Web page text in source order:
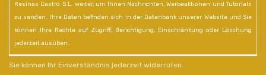
Resinas Castro S.L. weiter, um Ihnen Nachrichten, Werbeaktionen und Tutorials
zu senden. Ihre Daten befinden sich in der Datenbank unserer Website und Sie
können Ihre Rechte auf Zugriff, Berichtigung, Einschränkung oder Löschung
jederzeit ausüben.
Sie können Ihr Einverständnis jederzeit widerrufen.